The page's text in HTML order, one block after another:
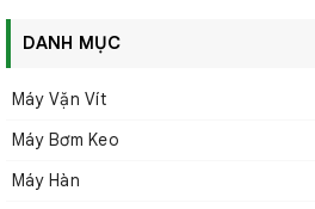
DANH MỤC
Máy Vặn Vít
Máy Bơm Keo
Máy Hàn